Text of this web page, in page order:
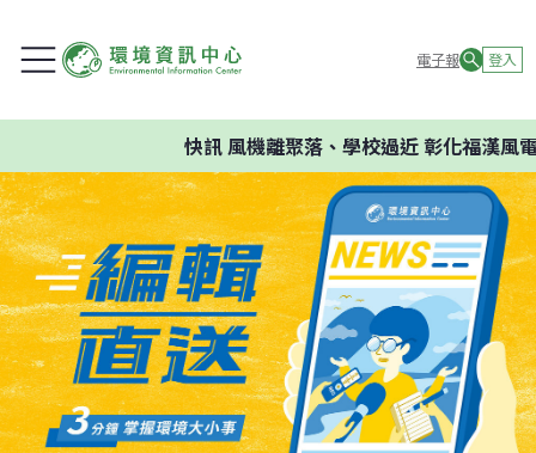
電子報 登入
快訊風機離聚落、學校過近 彰化福漢風電